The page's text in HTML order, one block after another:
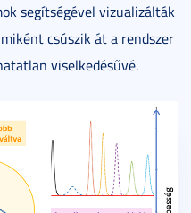
segítségével vizualizálták
csúszik át a rendszer
viselkedésűvé.